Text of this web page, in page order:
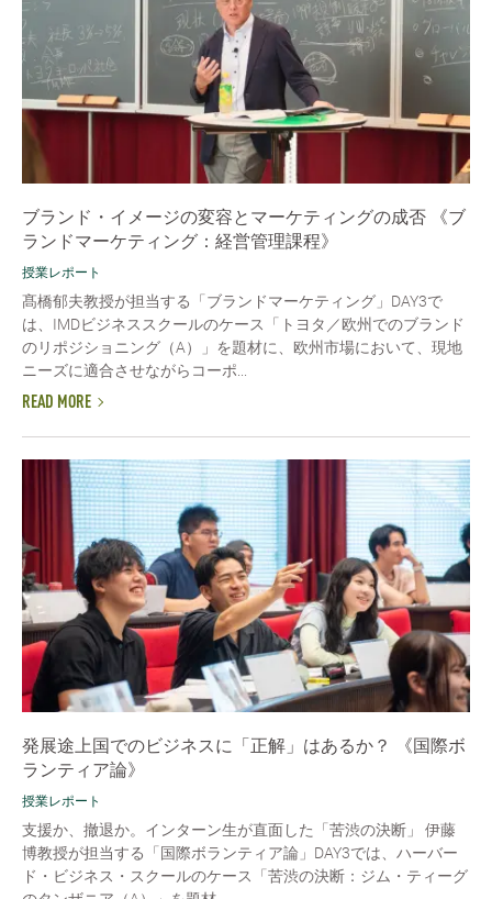
ブランド・イメージの変容とマーケティングの成否 《ブ
ランドマーケティング：経営管理課程》
授業レポート
髙橋郁夫教授が担当する「ブランドマーケティング」DAY3で
は、IMDビジネススクールのケース「トヨタ／欧州でのブランド
のリポジショニング（A）」を題材に、欧州市場において、現地
ニーズに適合させながらコーポ...
READ MORE
発展途上国でのビジネスに「正解」はあるか？ 《国際ボ
ランティア論》
授業レポート
支援か、撤退か。インターン生が直面した「苦渋の決断」 伊藤
博教授が担当する「国際ボランティア論」DAY3では、ハーバー
ド・ビジネス・スクールのケース「苦渋の決断：ジム・ティーグ